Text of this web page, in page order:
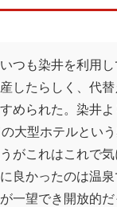
つも染井を利用
したらしく、代
められた。染井よ
大型ホテルとい
がこれはこれで
良かったのは温
一望でき開放的